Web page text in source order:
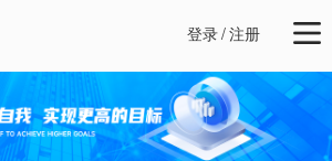
登录/注册